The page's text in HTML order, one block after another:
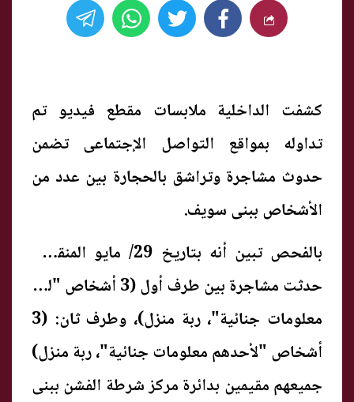
كشفت الداخلية ملابسات مقطع فيديو تم
تداوله بمواقع التواصل الإجتماعى تضمن
حدوث مشاجرة وتراشق بالحجارة بين عدد من
الأشخاص ببنى سويف.
بالفحص تبين أنه بتاريخ 29/ مايو المنقضى
حدثت مشاجرة بين طرف أول (3 أشخاص "لهم
معلومات جنائية"، ربة منزل)، وطرف ثان: (3
أشخاص "لأحدهم معلومات جنائية"، ربة منزل)
جميعهم مقيمين بدائرة مركز شرطة الفشن ببنى